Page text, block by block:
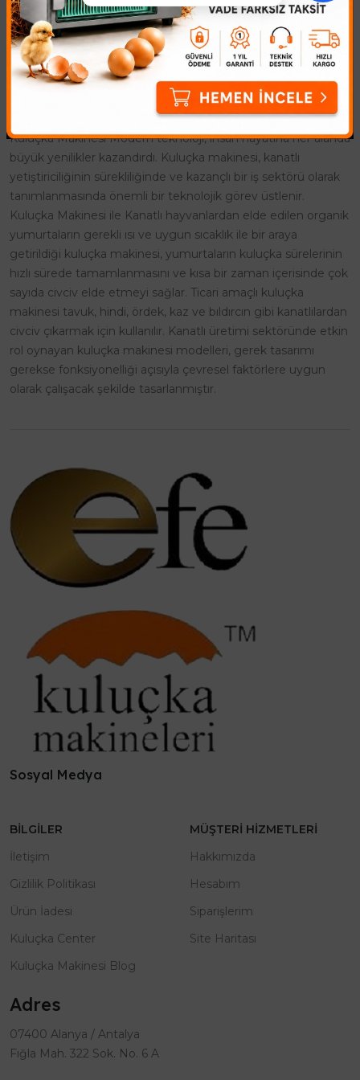
üreticilerin işini fazlasıyla kolaylaştırmaktadır. Dışarıdan
herhangi bir tehlikeyle karşılaşmadan, yumurtaları kaybetme
riski olmadan yüksek verim garantili makineler, üreticiler için
elbette büyük bir avantajdır.
Ticari Amaçlı Kuluçka Makinesi
Kuluçka Makinesi Modern teknoloji, insan hayatına her alanda
büyük yenilikler kazandırdı. Kuluçka makinesi, kanatlı
yetiştiriciliğinin sürekliliğinde ve kazançlı bir iş sektörü olarak
tanımlanmasında önemli bir teknolojik görev üstlenir.
Kuluçka Makinesi ile Kanatlı hayvanlardan elde edilen organik
yumurtaların gerekli ısı ve uygun sıcaklık ile bir araya
getirildiği kuluçka makinesi, yumurtaların kuluçka sürelerinin
hızlı sürede tamamlanmasını ve kısa bir zaman içerisinde çok
sayıda civciv elde etmeyi sağlar. Ticari amaçlı kuluçka
makinesi tavuk, hindi, ördek, kaz ve bıldırcın gibi kanatlılardan
civciv çıkarmak için kullanılır. Kanatlı üretimi sektöründe etkin
rol oynayan kuluçka makinesi modelleri, gerek tasarımı
gerekse fonksiyonelliği açısıyla çevresel faktörlere uygun
olarak çalışacak şekilde tasarlanmıştır.
Sosyal Medya
BILGILER
İletişim
Gizlilik Politikası
Ürün İadesi
Kuluçka Center
Kuluçka Makinesi Blog
MÜŞTERI HIZMETLERI
Hakkımızda
Hesabım
Siparişlerim
Site Haritası
Adres
07400 Alanya / Antalya
Fığla Mah. 322 Sok. No. 6 A